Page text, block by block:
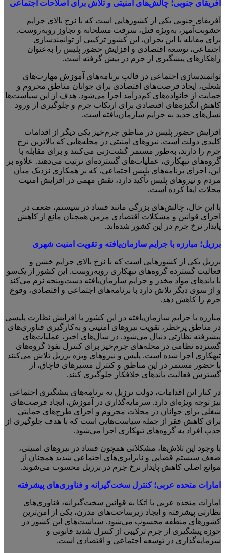
آفریقای جنوبی؛ چالش‌های امنیتی و تلاش برای اصلاحات اجتماعی
آفریقای جنوبی یکی از کشورهایی است که با نرخ بالای جرایم
خشونت‌آمیز، به‌ویژه قتل، سرقت مسلحانه و تجاوز روبه‌روست.
برای مقابله با این بحران، این کشور ترکیبی از توانمندسازی
اجتماعی، توسعه اقتصادی و افزایش حضور پلیس را به‌عنوان
راهکارهای پیشگیری از جرم در پیش گرفته است.
توانمندسازی اجتماعی در قالب برنامه‌های آموزش مهارت‌های
شغلی، ایجاد فرصت‌های اقتصادی برای جوانان مناطق محروم و
حمایت از خانواده‌های کم‌درآمد اجرا می‌شود. هدف از این سیاست‌ها
کاهش انگیزه‌های اقتصادی برای ارتکاب جرم و جلوگیری از ورود
نسل‌های جدید به جرایم سازمان‌یافته است.
افزایش حضور پلیس در مناطق جرم‌خیز یکی دیگر از اقدامات
کلیدی دولت است. نیروهای امنیتی در محله‌هایی که بالاترین نرخ
جرم را دارند، به‌طور مستمر گشت‌زنی می‌کنند و برای مقابله با
گروه‌های تبهکاری، عملیات‌های گسترده‌ای ترتیب می‌دهند. علاوه بر
این، اجرای برنامه‌های پلیس اجتماعی، که بر همکاری نزدیک میان
مردم و نیروهای پلیس تأکید دارد، نقش مهمی در افزایش امنیت
محلات ایفا کرده است.
با این حال، چالش‌های بزرگی مانند فساد در سیستم، ضعف در
اجرای قوانین و مشکلات اقتصادی مزمن همچنان مانع از کاهش
پایدار نرخ جرم در این کشور شده‌اند.
برزیل؛ مبارزه با جرایم سازمان‌یافته و تقویت امنیت شهری
برزیل یکی از کشورهایی است که با نرخ بالای جرایم خشن و
فعالیت گسترده گروه‌های تبهکاری روبه‌روست. این کشور از یک‌سو
با باندهای مواد مخدر و جرایم سازمان‌یافته دست‌وپنجه نرم می‌کند
و از سوی دیگر تلاش دارد با برنامه‌های اجتماعی و اقتصادی، وقوع
جرم را کاهش دهد.
مبارزه با جرایم سازمان‌یافته در این کشور با افزایش نظارت پلیسی
در مناطق پرخطر، تقویت نیروهای امنیتی و به‌کارگیری فناوری‌های
پیشرفته نظارتی دنبال می‌شود. در سال‌های اخیر، عملیات‌های
گسترده نظامی در محله‌های جرم‌خیز برای کنترل نفوذ گروه‌های
تبهکاری اجرا شده است. پلیس و نیروهای ویژه برزیل تلاش می‌کنند
با حضور مستمر در این مناطق و کنترل مسیرهای قاچاق، از
گسترش فعالیت باندهای خلافکار جلوگیری کنند.
در کنار این اقدامات، دولت برزیل به برنامه‌های پیشگیری اجتماعی
نیز توجه ویژه‌ای دارد. سرمایه‌گذاری در آموزش، ایجاد فرصت‌های
شغلی برای جوانان در محلات محروم و اجرای طرح‌های حمایتی
برای کاهش فقر از جمله سیاست‌هایی است که با هدف جلوگیری از
جذب افراد به گروه‌های تبهکاری اجرا می‌شود.
با وجود این تلاش‌ها، مشکلاتی همچون فساد در نیروهای امنیتی،
ضعف سیستم قضایی و نابرابری‌های اجتماعی شدید همچنان از
موانع اصلی کاهش پایدار نرخ جرم در برزیل محسوب می‌شوند.
امارات متحده عربی؛ کنترل سخت‌گیرانه و فناوری‌های پیشرفته
امارات متحده عربی با اتکا به قوانین سخت‌گیرانه، فناوری‌های
نظارتی پیشرفته و ایجاد زیرساخت‌های مدرن، یکی از امن‌ترین
کشورهای منطقه محسوب می‌شود. سیاست‌های این کشور در
حوزه پیشگیری از جرم ترکیبی از کنترل شدید قانونی و
سرمایه‌گذاری در توسعه اجتماعی و اقتصادی است.